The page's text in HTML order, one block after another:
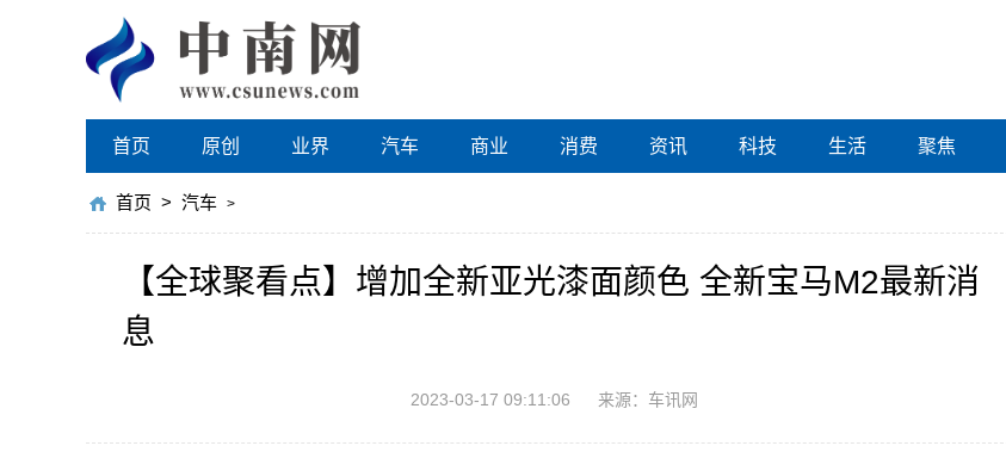
首页 原创 业界 汽车 商业 消费 资讯 科技 生活 聚焦
首页 > 汽车 >
【全球聚看点】增加全新亚光漆面颜色 全新宝马M2最新消
息
2023-03-17 09:11:06 来源：车讯网